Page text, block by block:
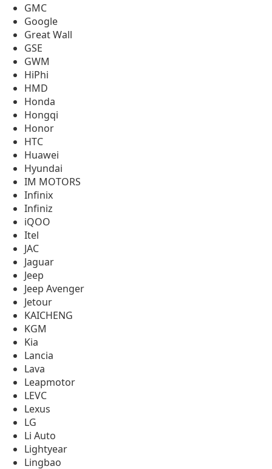
GMC
Google
Great Wall
GSE
GWM
HiPhi
HMD
Honda
Hongqi
Honor
HTC
Huawei
Hyundai
IM MOTORS
Infinix
Infiniz
iQOO
Itel
JAC
Jaguar
Jeep
Jeep Avenger
Jetour
KAICHENG
KGM
Kia
Lancia
Lava
Leapmotor
LEVC
Lexus
LG
Li Auto
Lightyear
Lingbao